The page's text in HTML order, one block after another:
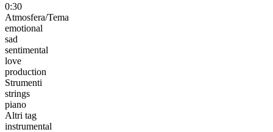
0:30
Atmosfera/Tema
emotional
sad
sentimental
love
production
Strumenti
strings
piano
Altri tag
instrumental